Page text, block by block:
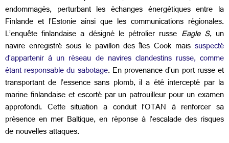
endommagés, perturbant les échanges énergétiques entre la
Finlande et l’Estonie ainsi que les communications régionales.
L’enquête finlandaise a désigné le pétrolier russe Eagle S, un
navire enregistré sous le pavillon des îles Cook mais suspecté
d’appartenir à un réseau de navires clandestins russe, comme
étant responsable du sabotage. En provenance d’un port russe et
transportant de l’essence sans plomb, il a été intercepté par la
marine finlandaise et escorté par un patrouilleur pour un examen
approfondi. Cette situation a conduit l’OTAN à renforcer sa
présence en mer Baltique, en réponse à l’escalade des risques
de nouvelles attaques.